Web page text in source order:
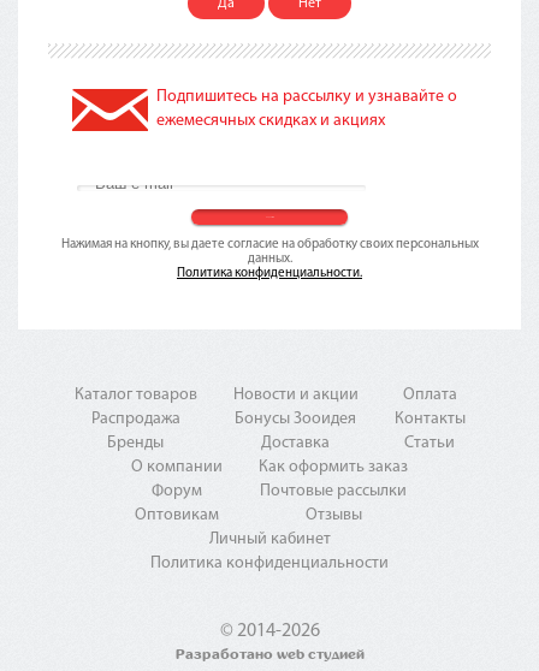
Да Нет
Подпишитесь на рассылку и узнавайте о
ежемесячных скидках и акциях
Нажимая на кнопку, вы даете согласие на обработку своих персональных
данных.
Политика конфиденциальности.
Каталог товаров
Распродажа
Бренды
Новости и акции
Бонусы Зооидея
Доставка
Оплата
Контакты
Статьи
О компании
Форум
Оптовикам
Как оформить заказ
Почтовые рассылки
Отзывы
Личный кабинет
Политика конфиденциальности
© 2014-2026
Разработано web студией